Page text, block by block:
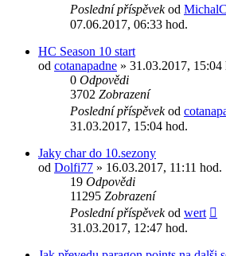
Poslední příspěvekod
07.06.2017, 06:33 hod.
HC Season 10 start
od cotanapadne » 31.03.2017, 15:04
0 Odpovědi
3702 Zobrazení
Poslední příspěvekod
31.03.2017, 15:04 hod.
Jaky char do 10.sezony
od Dolfi77 » 16.03.2017, 11:11 hod.
19 Odpovědi
11295 Zobrazení
Poslední příspěvekod wert
31.03.2017, 12:47 hod.